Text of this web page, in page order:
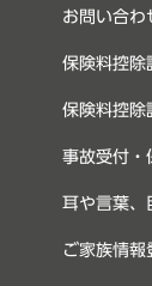
お問い合わ
保険料控除
保険料控除
事故受付・
耳や言葉、
ご家族情報